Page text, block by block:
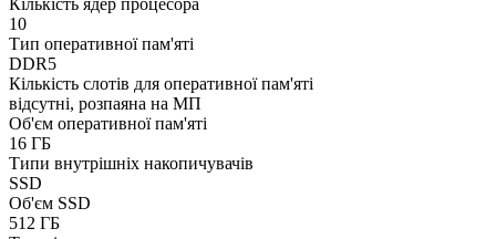
10
Тип оперативної пам'яті
DDR5
Кількість слотів для оперативної пам'яті
відсутні, розпаяна на МП
Об'єм оперативної пам'яті
16 ГБ
Типи внутрішніх накопичувачів
SSD
Об'єм SSD
512 ГБ